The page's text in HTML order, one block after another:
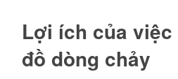
Lợi ích của
đồ dòng chảy